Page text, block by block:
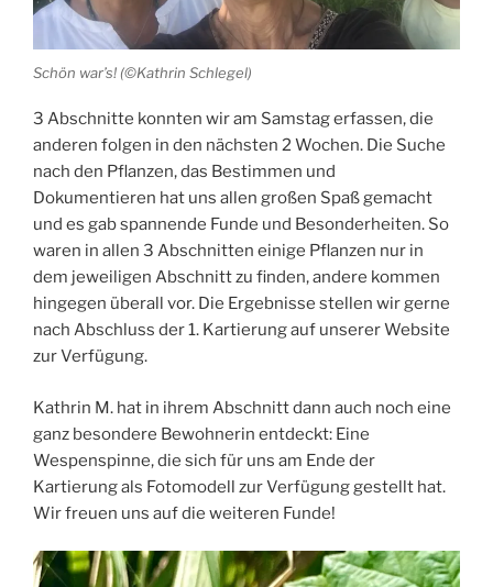
Schön war’s! (©Kathrin Schlegel)
3 Abschnitte konnten wir am Samstag erfassen, die
anderen folgen in den nächsten 2 Wochen. Die Suche
nach den Pflanzen, das Bestimmen und
Dokumentieren hat uns allen großen Spaß gemacht
und es gab spannende Funde und Besonderheiten. So
waren in allen 3 Abschnitten einige Pflanzen nur in
dem jeweiligen Abschnitt zu finden, andere kommen
hingegen überall vor. Die Ergebnisse stellen wir gerne
nach Abschluss der 1. Kartierung auf unserer Website
zur Verfügung.
Kathrin M. hat in ihrem Abschnitt dann auch noch eine
ganz besondere Bewohnerin entdeckt: Eine
Wespenspinne, die sich für uns am Ende der
Kartierung als Fotomodell zur Verfügung gestellt hat.
Wir freuen uns auf die weiteren Funde!